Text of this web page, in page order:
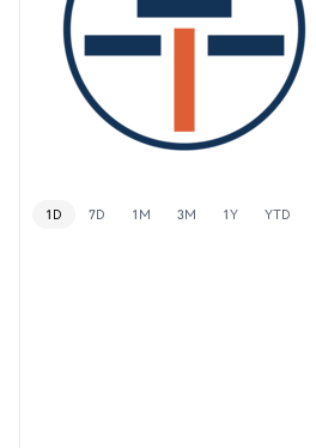
1D 7D 1M 3M 1Y YTD